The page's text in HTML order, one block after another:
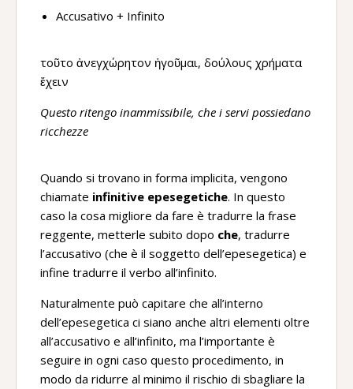
Accusativo + Infinito
τοῦτο ἀνεγχώρητον ἡγοῦμαι, δούλους χρήματα
ἔχειν
Questo ritengo inammissibile, che i servi possiedano
ricchezze
Quando si trovano in forma implicita, vengono
chiamate infinitive epesegetiche. In questo
caso la cosa migliore da fare è tradurre la frase
reggente, metterle subito dopo che, tradurre
l’accusativo (che è il soggetto dell’epesegetica) e
infine tradurre il verbo all’infinito.
Naturalmente può capitare che all’interno
dell’epesegetica ci siano anche altri elementi oltre
all’accusativo e all’infinito, ma l’importante è
seguire in ogni caso questo procedimento, in
modo da ridurre al minimo il rischio di sbagliare la